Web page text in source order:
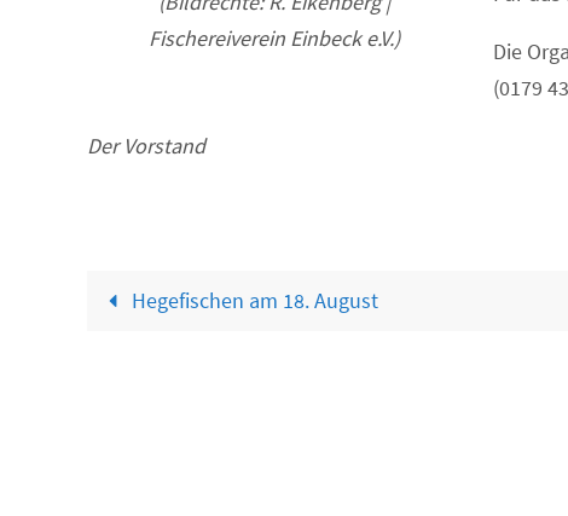
Fischereiverein Einbeck e.V.)
Die
(0179
Der Vorstand
Hegefischen am 18. August